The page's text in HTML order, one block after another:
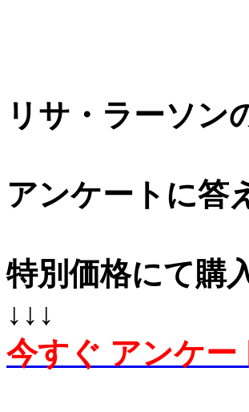
リサ・ラーソン
アンケートに答
特別価格にて購
↓↓↓
今すぐ アンケー